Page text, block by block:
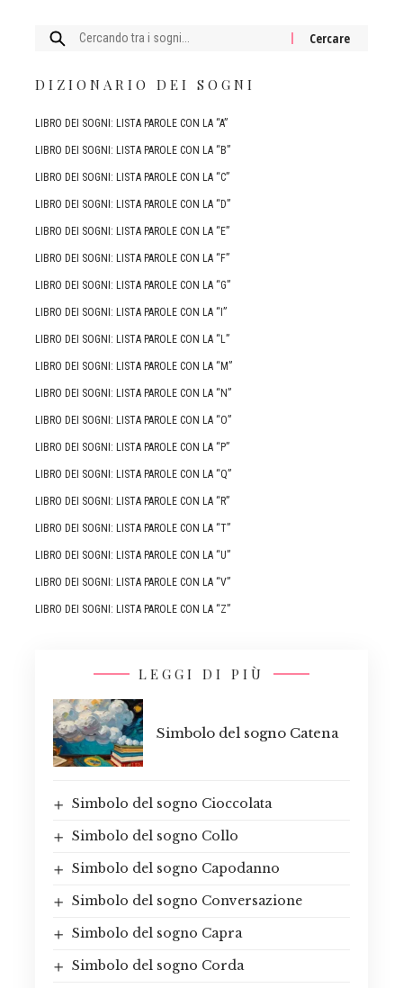
Cercare:
DIZIONARIO DEI SOGNI
LIBRO DEI SOGNI: LISTA PAROLE CON LA “A”
LIBRO DEI SOGNI: LISTA PAROLE CON LA “B”
LIBRO DEI SOGNI: LISTA PAROLE CON LA “C”
LIBRO DEI SOGNI: LISTA PAROLE CON LA “D”
LIBRO DEI SOGNI: LISTA PAROLE CON LA “E”
LIBRO DEI SOGNI: LISTA PAROLE CON LA “F”
LIBRO DEI SOGNI: LISTA PAROLE CON LA “G”
LIBRO DEI SOGNI: LISTA PAROLE CON LA “I”
LIBRO DEI SOGNI: LISTA PAROLE CON LA “L”
LIBRO DEI SOGNI: LISTA PAROLE CON LA “M”
LIBRO DEI SOGNI: LISTA PAROLE CON LA “N”
LIBRO DEI SOGNI: LISTA PAROLE CON LA “O”
LIBRO DEI SOGNI: LISTA PAROLE CON LA “P”
LIBRO DEI SOGNI: LISTA PAROLE CON LA “Q”
LIBRO DEI SOGNI: LISTA PAROLE CON LA “R”
LIBRO DEI SOGNI: LISTA PAROLE CON LA “T”
LIBRO DEI SOGNI: LISTA PAROLE CON LA “U”
LIBRO DEI SOGNI: LISTA PAROLE CON LA “V”
LIBRO DEI SOGNI: LISTA PAROLE CON LA “Z”
LEGGI DI PIÙ
Simbolo del sogno Catena
Simbolo del sogno Cioccolata
Simbolo del sogno Collo
Simbolo del sogno Capodanno
Simbolo del sogno Conversazione
Simbolo del sogno Capra
Simbolo del sogno Corda